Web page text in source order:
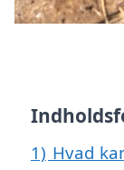
1) Hvad